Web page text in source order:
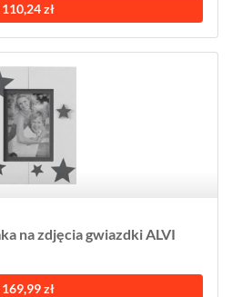
110,24 zł
na zdjęcia gwiazdki ALVI
169,99 zł